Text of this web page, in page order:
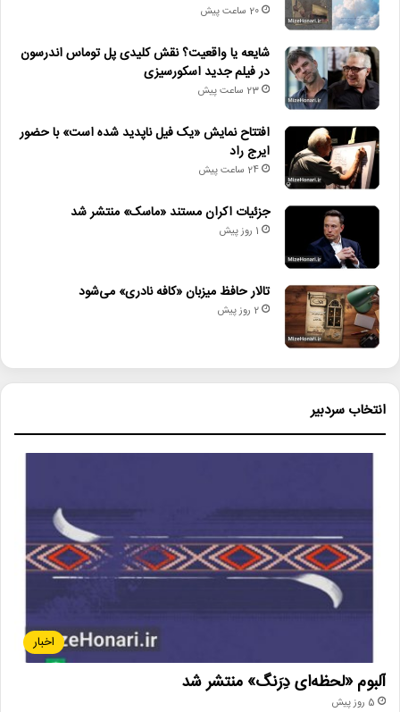
20 ساعت پیش
شایعه یا واقعیت؟ نقش کلیدی پل توماس اندرسون
در فیلم جدید اسکورسیزی
23 ساعت پیش
افتتاح نمایش «یک فیل ناپدید شده است» با حضور
ایرج راد
24 ساعت پیش
جزئیات اکران مستند «ماسک» منتشر شد
1 روز پیش
تالار حافظ میزبان «کافه نادری» می‌شود
2 روز پیش
انتخاب سردبیر
اخبار
آلبوم «لحظه‌ای دِرَنگ» منتشر شد
5 روز پیش